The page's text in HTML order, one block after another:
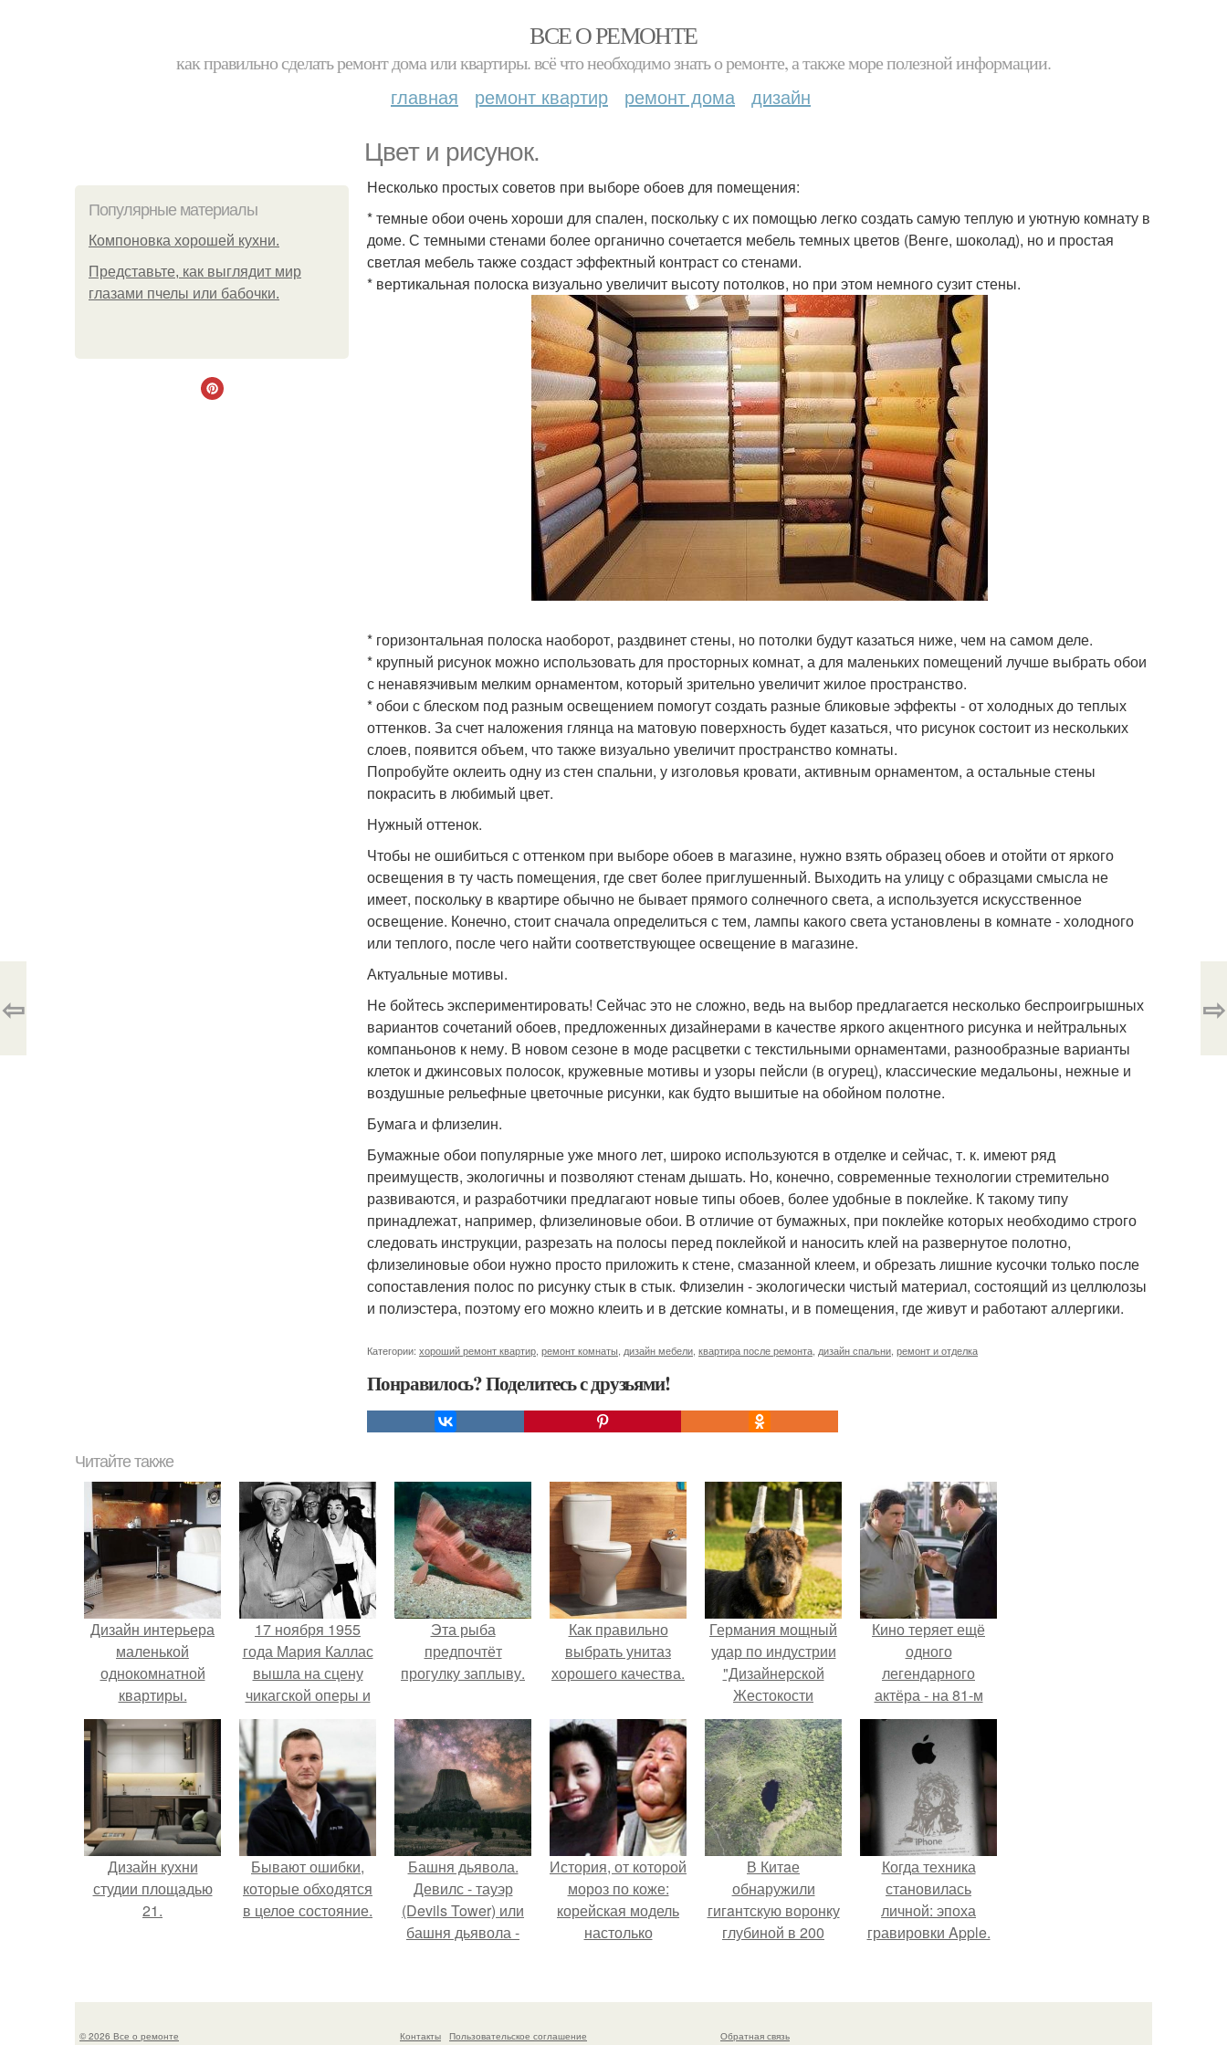
ВСЕ О РЕМОНТЕ
как правильно сделать ремонт дома или квартиры. всё что необходимо знать о ремонте, а также море полезной информации.
главная ремонт квартир ремонт дома дизайн
Цвет и рисунок.
Популярные материалы
Компоновка хорошей кухни.
Представьте, как выглядит мир
глазами пчелы или бабочки.
Несколько простых советов при выборе обоев для помещения:
* темные обои очень хороши для спален, поскольку с их помощью легко создать самую теплую и уютную комнату в
доме. С темными стенами более органично сочетается мебель темных цветов (Венге, шоколад), но и простая
светлая мебель также создаст эффектный контраст со стенами.
* вертикальная полоска визуально увеличит высоту потолков, но при этом немного сузит стены.
* горизонтальная полоска наоборот, раздвинет стены, но потолки будут казаться ниже, чем на самом деле.
* крупный рисунок можно использовать для просторных комнат, а для маленьких помещений лучше выбрать обои
с ненавязчивым мелким орнаментом, который зрительно увеличит жилое пространство.
* обои с блеском под разным освещением помогут создать разные бликовые эффекты - от холодных до теплых
оттенков. За счет наложения глянца на матовую поверхность будет казаться, что рисунок состоит из нескольких
слоев, появится объем, что также визуально увеличит пространство комнаты.
Попробуйте оклеить одну из стен спальни, у изголовья кровати, активным орнаментом, а остальные стены
покрасить в любимый цвет.
Нужный оттенок.
Чтобы не ошибиться с оттенком при выборе обоев в магазине, нужно взять образец обоев и отойти от яркого
освещения в ту часть помещения, где свет более приглушенный. Выходить на улицу с образцами смысла не
имеет, поскольку в квартире обычно не бывает прямого солнечного света, а используется искусственное
освещение. Конечно, стоит сначала определиться с тем, лампы какого света установлены в комнате - холодного
или теплого, после чего найти соответствующее освещение в магазине.
Актуальные мотивы.
Не бойтесь экспериментировать! Сейчас это не сложно, ведь на выбор предлагается несколько беспроигрышных
вариантов сочетаний обоев, предложенных дизайнерами в качестве яркого акцентного рисунка и нейтральных
компаньонов к нему. В новом сезоне в моде расцветки с текстильными орнаментами, разнообразные варианты
клеток и джинсовых полосок, кружевные мотивы и узоры пейсли (в огурец), классические медальоны, нежные и
воздушные рельефные цветочные рисунки, как будто вышитые на обойном полотне.
Бумага и флизелин.
Бумажные обои популярные уже много лет, широко используются в отделке и сейчас, т. к. имеют ряд
преимуществ, экологичны и позволяют стенам дышать. Но, конечно, современные технологии стремительно
развиваются, и разработчики предлагают новые типы обоев, более удобные в поклейке. К такому типу
принадлежат, например, флизелиновые обои. В отличие от бумажных, при поклейке которых необходимо строго
следовать инструкции, разрезать на полосы перед поклейкой и наносить клей на развернутое полотно,
флизелиновые обои нужно просто приложить к стене, смазанной клеем, и обрезать лишние кусочки только после
сопоставления полос по рисунку стык в стык. Флизелин - экологически чистый материал, состоящий из целлюлозы
и полиэстера, поэтому его можно клеить и в детские комнаты, и в помещения, где живут и работают аллергики.
Категории: хороший ремонт квартир ремонт комнаты дизайн мебели квартира после ремонта дизайн спальни ремонт и отделка
Понравилось? Поделитесь с друзьями!
⇦ ⇨
Читайте также
Дизайн интерьера
маленькой
однокомнатной
квартиры.
17 ноября 1955
года Мария Каллас
вышла на сцену
чикагской оперы и
сорвала овации.
Эта рыба
предпочтёт
прогулку заплыву.
Как правильно
выбрать унитаз
хорошего качества.
Германия мощный
удар по индустрии
"Дизайнерской
Жестокости
нанесла".
Кино теряет ещё
одного
легендарного
актёра - на 81-м
году жизни не стало
Винсента пасторе.
Дизайн кухни
студии площадью
21.
Бывают ошибки,
которые обходятся
в целое состояние.
Башня дьявола.
Девилс - тауэр
(Devils Tower) или
башня дьявола -
происхождения
История, от которой
мороз по коже:
корейская модель
настолько
вколола себе в
В Китaе
обнаружили
гигaнтскую воронку
глубиной в 200
лесом внутри.
Когда техника
становилась
личной: эпоха
гравировки Apple.
© 2026 Все о ремонте Контакты Пользовательское соглашение Обратная связь